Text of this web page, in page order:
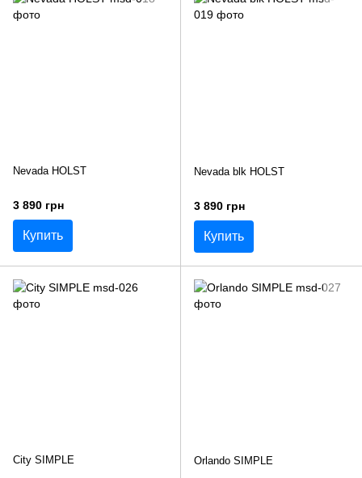
Nevada HOLST
3 890 грн
Купить
Nevada blk HOLST
3 890 грн
Купить
City SIMPLE Orlando SIMPLE